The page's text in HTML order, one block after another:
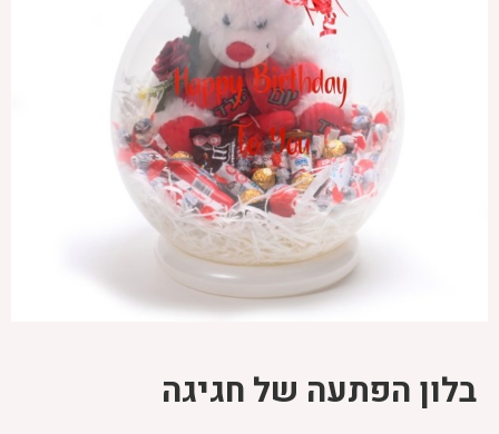
בלון הפתעה של חגיגה